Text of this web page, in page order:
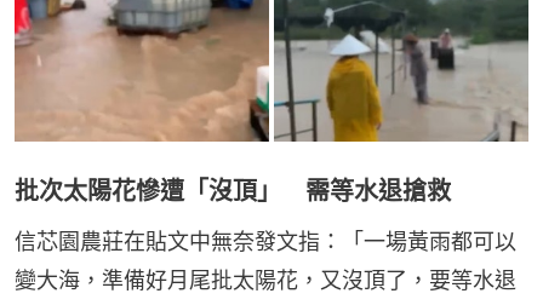
批次太陽花慘遭「沒頂」 需等水退搶救
信芯園農莊在貼文中無奈發文指：「一場黃雨都可以
變大海，準備好月尾批太陽花，又沒頂了，要等水退